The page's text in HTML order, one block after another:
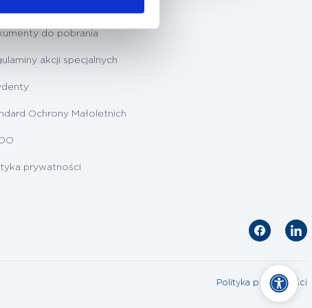
do pobrania
akcji specjalnych
Ochrony Małoletnich
prywatności
Polityka prywatności